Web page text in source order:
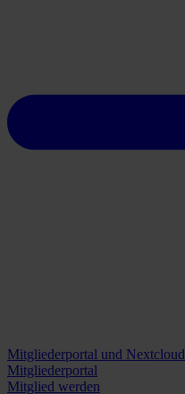
Mitgliederportal und Nextcloud
Mitgliederportal
Mitglied werden